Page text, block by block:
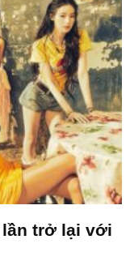
lần trở lại với